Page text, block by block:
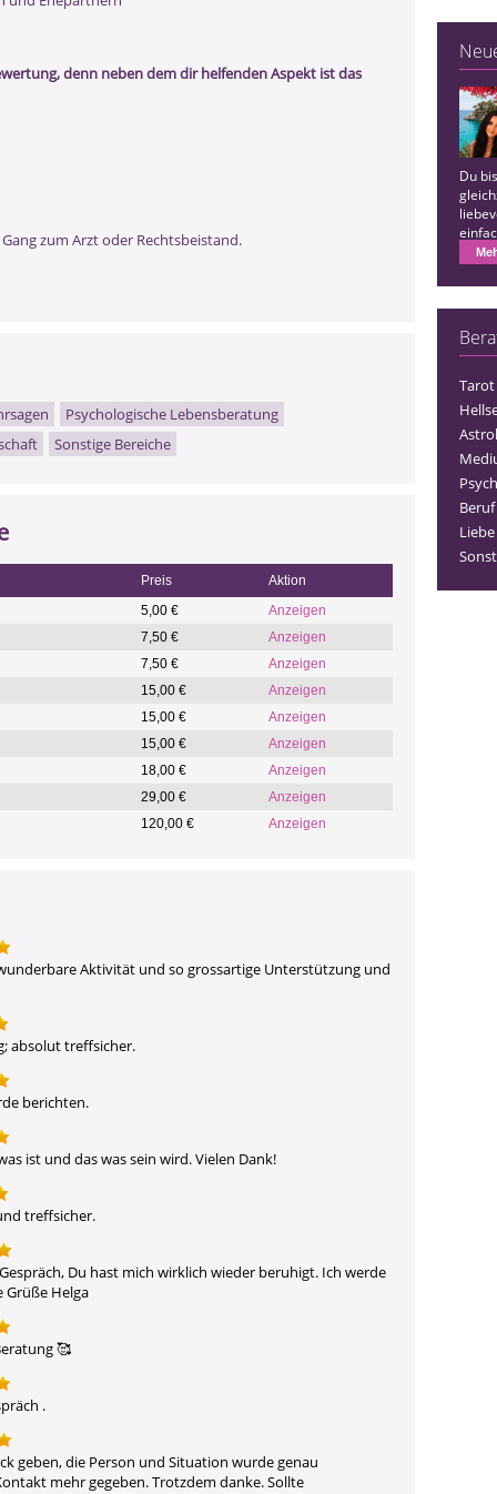
Du
denn neben dem dir helfenden Aspekt ist das
zum Arzt oder Rechtsbeistand.
Psychologische Lebensberatung
Sonstige Bereiche
Preis
Aktion
5,00 €
Anzeigen
7,50 €
Anzeigen
7,50 €
Anzeigen
15,00 €
Anzeigen
15,00 €
Anzeigen
15,00 €
Anzeigen
18,00 €
Anzeigen
29,00 €
Anzeigen
120,00 €
Anzeigen
Aktivität und so grossartige Unterstützung und
absolut treffsicher.
berichten.
ist und das was sein wird. Vielen Dank!
treffsicher.
Du hast mich wirklich wieder beruhigt. Ich werde
Grüße Helga
🥰
.
geben, die Person und Situation wurde genau
mehr gegeben. Trotzdem danke. Sollte